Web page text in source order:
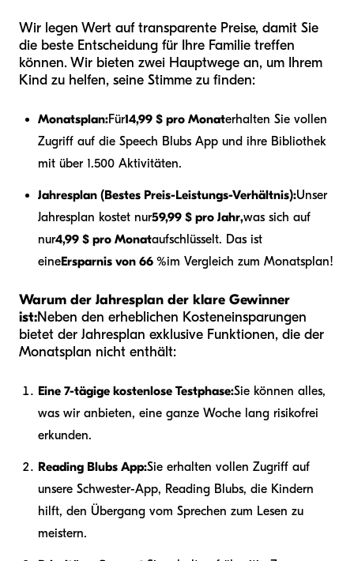
Wir legen Wert auf transparente Preise, damit Sie
die beste Entscheidung für Ihre Familie treffen
können. Wir bieten zwei Hauptwege an, um Ihrem
Kind zu helfen, seine Stimme zu finden:
Monatsplan:Für14,99 $ pro Monaterhalten Sie vollen
Zugriff auf die Speech Blubs App und ihre Bibliothek
mit über 1.500 Aktivitäten.
Jahresplan (Bestes Preis-Leistungs-Verhältnis):Unser
Jahresplan kostet nur59,99 $ pro Jahr,was sich auf
nur4,99 $ pro Monataufschlüsselt. Das ist
eineErsparnis von 66 %im Vergleich zum Monatsplan!
Warum der Jahresplan der klare Gewinner
ist:Neben den erheblichen Kosteneinsparungen
bietet der Jahresplan exklusive Funktionen, die der
Monatsplan nicht enthält:
Eine 7-tägige kostenlose Testphase:Sie können alles,
was wir anbieten, eine ganze Woche lang risikofrei
erkunden.
Reading Blubs App:Sie erhalten vollen Zugriff auf
unsere Schwester-App, Reading Blubs, die Kindern
hilft, den Übergang vom Sprechen zum Lesen zu
meistern.